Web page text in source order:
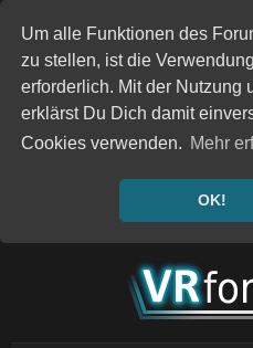
Um alle Funktionen des
zu stellen, ist die
erforderlich. Mit der Nutzung
erklärst Du Dich damit
Cookies verwenden. Mehr
OK!